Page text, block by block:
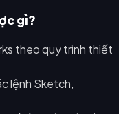
gì?
theo quy trình thiết
lệnh Sketch,